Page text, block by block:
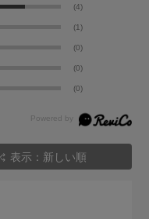
(4)
(1)
(0)
(0)
(0)
表示：新しい順